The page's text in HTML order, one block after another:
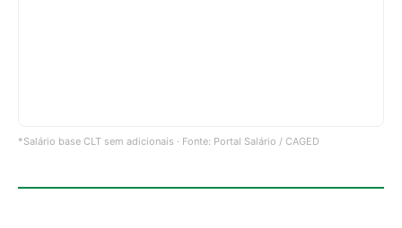
*Salário base CLT sem adicionais · Fonte: Portal Salário / CAGED